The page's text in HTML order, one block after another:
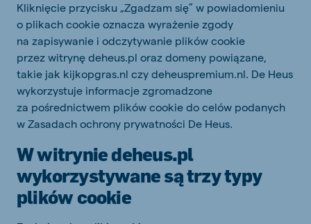
Kliknięcie przycisku „Zgadzam się” w powiadomieniu
o plikach cookie oznacza wyrażenie zgody
na zapisywanie i odczytywanie plików cookie
przez witrynę deheus.pl oraz domeny powiązane,
takie jak kijkopgras.nl czy deheuspremium.nl. De Heus
wykorzystuje informacje zgromadzone
za pośrednictwem plików cookie do celów podanych
w Zasadach ochrony prywatności De Heus.
W witrynie deheus.pl
wykorzystywane są trzy typy
plików cookie